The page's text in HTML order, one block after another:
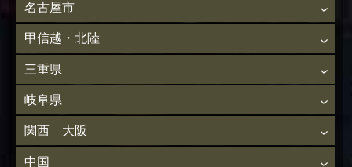
名古屋市
甲信越・北陸
三重県
岐阜県
関西 大阪
中国